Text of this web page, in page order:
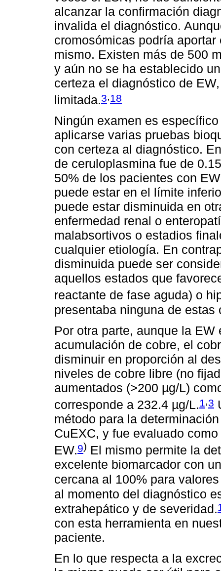
alcanzar la confirmación
invalida el diagnóstico.
cromosómicas podría
mismo. Existen más de 500
y aún no se ha establecido
certeza el diagnóstico de
limitada.3,18
Ningún examen es
aplicarse varias pruebas
con certeza al diagnóstico.
de ceruloplasmina fue de
50% de los pacientes con
puede estar en el límite
puede estar disminuida en
enfermedad renal o
malabsortivos o estadios
cualquier etiología. En
disminuida puede ser
aquellos estados que
reactante de fase aguda) o
presentaba ninguna de estas
Por otra parte, aunque la
acumulación de cobre, el
disminuir en proporción al
niveles de cobre libre (no
aumentados (>200 µg/L)
corresponde a 232.4 µg/L.1,3
método para la
CuEXC, y fue evaluado
EW.9) El mismo permite la
excelente biomarcador con
cercana al 100% para
al momento del diagnóstico
extrahepático y de severidad.
con esta herramienta en
paciente.
En lo que respecta a la